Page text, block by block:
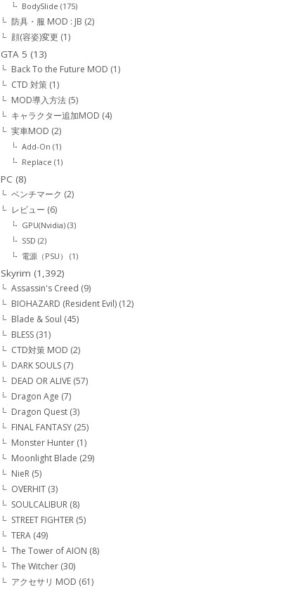
BodySlide (175)
防具・服 MOD : JB (2)
顔(容姿)変更 (1)
GTA 5 (13)
Back To the Future MOD (1)
CTD 対策 (1)
MOD導入方法 (5)
キャラクター追加MOD (4)
実車MOD (2)
Add-On (1)
Replace (1)
PC (8)
ベンチマーク (2)
レビュー (6)
GPU(Nvidia) (3)
SSD (2)
電源（PSU）
(1)
Skyrim (1,392)
Assassin's Creed (9)
BIOHAZARD (Resident Evil) (12)
Blade & Soul (45)
BLESS (31)
CTD対策 MOD (2)
DARK SOULS (7)
DEAD OR ALIVE (57)
Dragon Age (7)
Dragon Quest (3)
FINAL FANTASY (25)
Monster Hunter (1)
Moonlight Blade (29)
NieR (5)
OVERHIT (3)
SOULCALIBUR (8)
STREET FIGHTER (5)
TERA (49)
The Tower of AION (8)
The Witcher (30)
アクセサリ MOD (61)